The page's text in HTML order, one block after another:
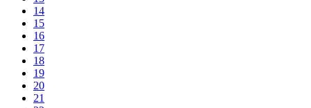
14
15
16
17
18
19
20
21